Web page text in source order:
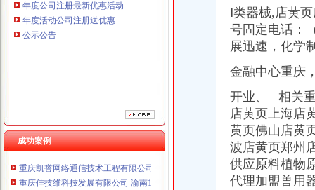
年度公司注册最新优惠活动
年度活动公司注册送优惠
公示公告
成功案例
重庆海谛升进出口贸易有限公司 渝北100万 （进出口权）
重庆逸道医疗器械有限公司
重庆欧氏科技发展有限公司 渝九50万 （进出口权）
重庆市明诚塑料制品有限责任公司 渝高100万 （进出口权）
重庆金品科技有限公司 渝南100万 （进出口权）
重庆凯誉网络通信技术工程有限公司 渝中300万 （工商变更）
重庆佳技维科技发展有限公司 渝南100万 （进出口权）
重庆海谛升进出口贸易有限公司 渝北100万 （进出口权）
Ⅰ类器械,店黄
号固定电话：
展迅速，化学
金融中心重庆
开业、
相关
店黄页上海店
黄页佛山店黄
波店黄页郑州
供应原料植物
代理加盟兽用